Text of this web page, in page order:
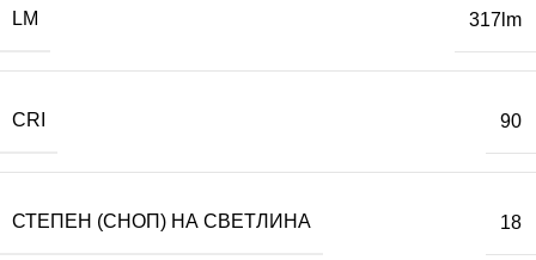
LM 317lm
CRI 90
СТЕПЕН (СНОП) НА СВЕТЛИНА 18